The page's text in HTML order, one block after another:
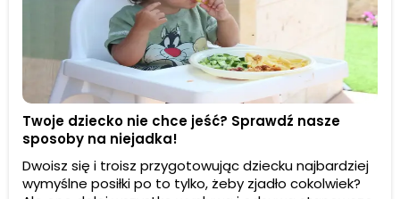
Twoje dziecko nie chce jeść? Sprawdź nasze
sposoby na niejadka!
Dwoisz się i troisz przygotowując dziecku najbardziej
wymyślne posiłki po to tylko, żeby zjadło cokolwiek?